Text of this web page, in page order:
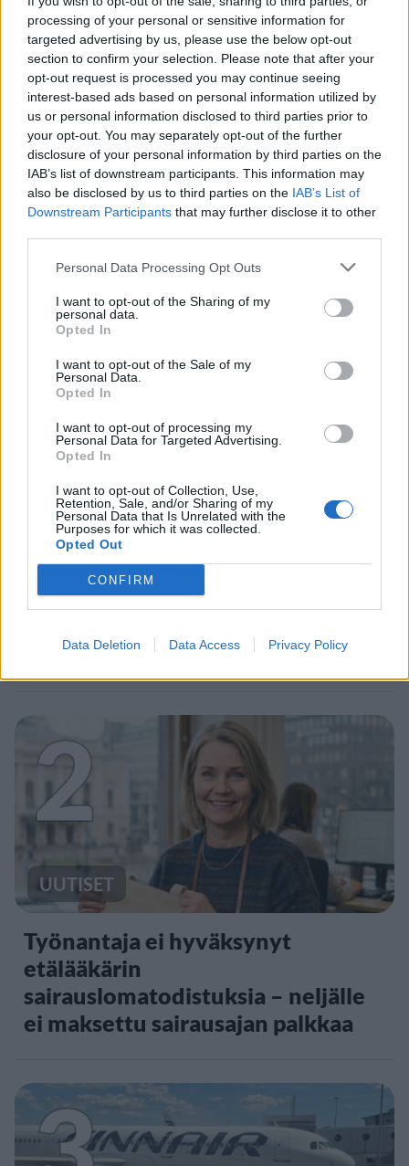
processing of your personal or sensitive information for
targeted advertising by us, please use the below opt-out
section to confirm your selection. Please note that after your
opt-out request is processed you may continue seeing
interest-based ads based on personal information utilized by
us or personal information disclosed to third parties prior to
your opt-out. You may separately opt-out of the further
disclosure of your personal information by third parties on the
IAB’s list of downstream participants. This information may
also be disclosed by us to third parties on the IAB’s List of
Downstream Participants that may further disclose it to other
Personal Data Processing Opt Outs
I want to opt-out of the Sharing of my
personal data.
Opted In
I want to opt-out of the Sale of my
Personal Data.
Opted In
I want to opt-out of processing my
Personal Data for Targeted Advertising.
Opted In
I want to opt-out of Collection, Use,
Retention, Sale, and/or Sharing of my
Personal Data that Is Unrelated with the
Purposes for which it was collected.
Opted Out
CONFIRM
Data Deletion Data Access Privacy Policy
Staran luetuimmat
1
UUTISET
Leskeneläke ei kuulu kaikille –
ikärajasta
2
UUTISET
Työnantaja ei hyväksynyt
etälääkärin
sairauslomatodistuksia – neljälle
ei maksettu sairausajan palkkaa